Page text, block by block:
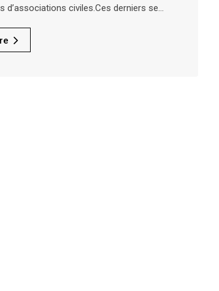
d’associations civiles.Ces derniers se…